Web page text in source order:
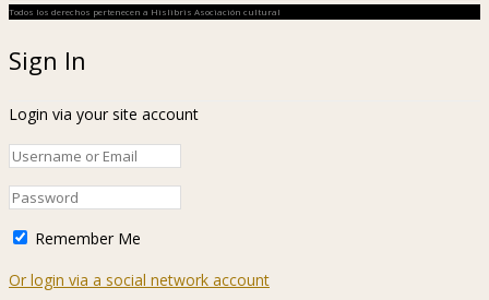
Todos los derechos pertenecen a Hislibris Asociación cultural
Sign In
Login via your site account
Remember Me
Or login via a social network account